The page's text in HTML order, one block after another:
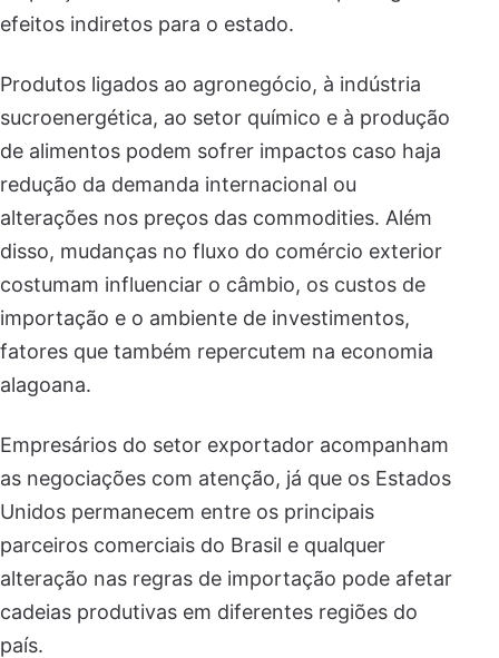
efeitos indiretos para o estado.
Produtos ligados ao agronegócio, à indústria
sucroenergética, ao setor químico e à produção
de alimentos podem sofrer impactos caso haja
redução da demanda internacional ou
alterações nos preços das commodities. Além
disso, mudanças no fluxo do comércio exterior
costumam influenciar o câmbio, os custos de
importação e o ambiente de investimentos,
fatores que também repercutem na economia
alagoana.
Empresários do setor exportador acompanham
as negociações com atenção, já que os Estados
Unidos permanecem entre os principais
parceiros comerciais do Brasil e qualquer
alteração nas regras de importação pode afetar
cadeias produtivas em diferentes regiões do
país.